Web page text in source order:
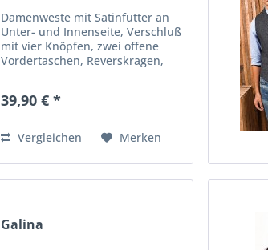
Damenweste mit Satinfutter an
Unter- und Innenseite, Verschluß
mit vier Knöpfen, zwei offene
Vordertaschen, Reverskragen,
optimalen Sitz. Größe: XS - XXL
39,90 € *
Vergleichen Merken
Galina